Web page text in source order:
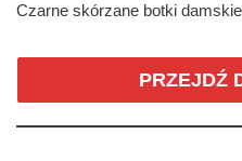
Czarne skórzane botki
PRZEJDŹ